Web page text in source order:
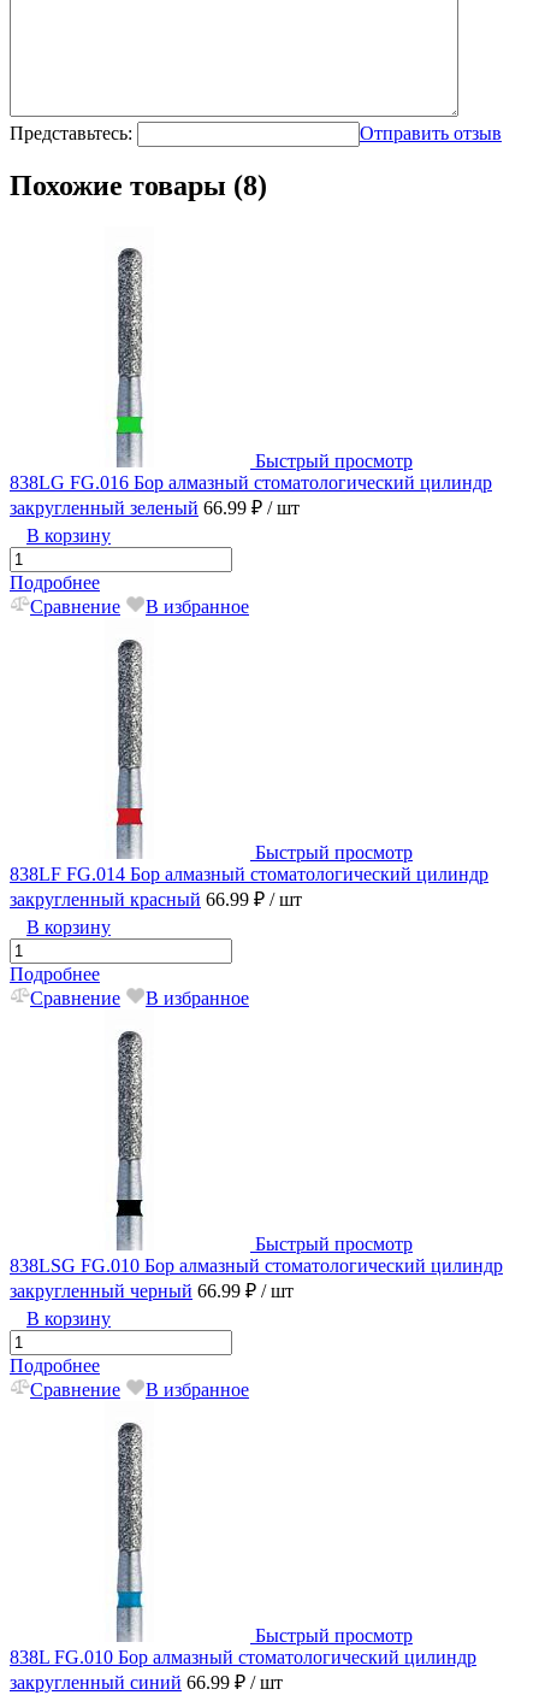
Представьтесь: Отправить отзыв
Похожие товары (8)
Быстрый просмотр
838LG FG.016 Бор алмазный стоматологический цилиндр
закругленный зеленый 66.99 ₽ / шт
В корзину
Подробнее
Сравнение
В избранное
Быстрый просмотр
838LF FG.014 Бор алмазный стоматологический цилиндр
закругленный красный 66.99 ₽ / шт
В корзину
Подробнее
Сравнение
В избранное
Быстрый просмотр
838LSG FG.010 Бор алмазный стоматологический цилиндр
закругленный черный 66.99 ₽ / шт
В корзину
Подробнее
Сравнение
В избранное
Быстрый просмотр
838L FG.010 Бор алмазный стоматологический цилиндр
закругленный синий 66.99 ₽ / шт